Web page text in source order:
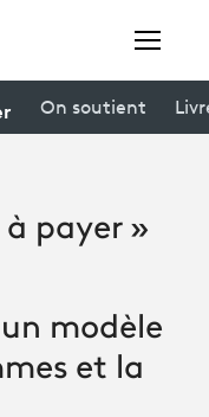
On soutient
payer »
modèle
et la